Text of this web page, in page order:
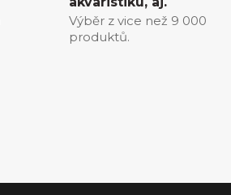
Výběr z vice než 9 000
produktů.